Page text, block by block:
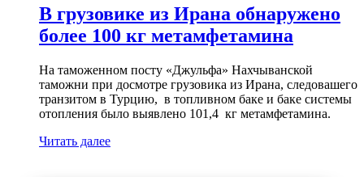
В грузовике из Ирана обнаружено
более 100 кг метамфетамина
На таможенном посту «Джульфа» Нахчыванской
таможни при досмотре грузовика из Ирана, следовашего
транзитом в Турцию, в топливном баке и баке системы
отопления было выявлено 101,4 кг метамфетамина.
Читать далее